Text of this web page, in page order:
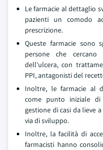
Le farmacie al dettaglio
pazienti un comodo
prescrizione.
Queste farmacie sono
persone che
dell'ulcera, con
PPI, antagonisti del
Inoltre, le farmacie al
come punto iniziale
gestione di casi da lieve
via di sviluppo.
Inoltre, la facilità di
farmacisti hanno